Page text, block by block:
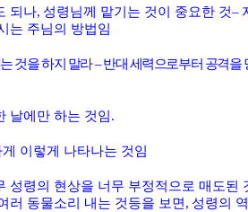
되나, 성령님께 맡기는 것이 중요한 것–
는 주님의 방법임
것을 하지 말라 – 반대 세력으로부터 공격을
날에만 하는 것임.
이렇게 나타나는 것임
성령의 현상을 너무 부정적으로 매도된
러 동물소리 내는 것등을 보면 , 성령의